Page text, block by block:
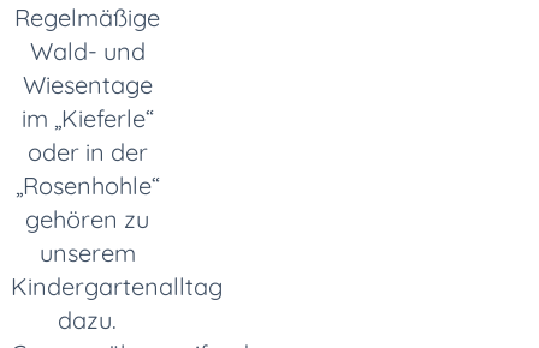
Regelmäßige
Wald- und
Wiesentage
im „Kieferle“
oder in der
„Rosenhohle“
gehören zu
unserem
Kindergartenalltag
dazu.